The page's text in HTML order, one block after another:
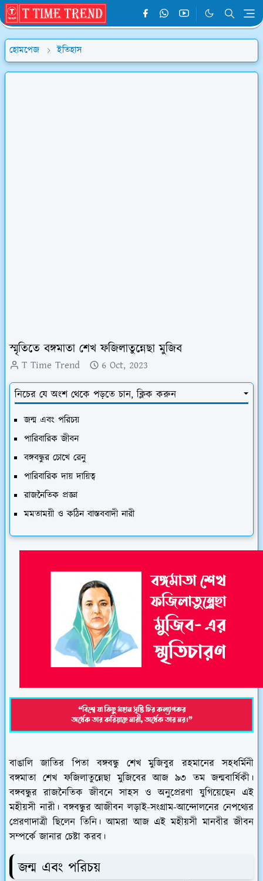
হোমপেজ ইতিহাস
স্মৃতিতে বঙ্গমাতা শেখ ফজিলাতুন্নেছা মুজিব
T Time Trend 6 Oct, 2023
নিচের যে অংশ থেকে পড়তে চান, ক্লিক করুন
জন্ম এবং পরিচয়
পারিবারিক জীবন
বঙ্গবন্ধুর চোখে রেনু
পারিবারিক দায় দায়িত্ব
রাজনৈতিক প্রজ্ঞা
মমতাময়ী ও কঠিন বাস্তববাদী নারী
বাঙালি জাতির পিতা বঙ্গবন্ধু শেখ মুজিবুর রহমানের সহধর্মিনী
বঙ্গমাতা শেখ ফজিলাতুন্নেছা মুজিবের আজ ৯৩ তম জন্মবার্ষিকী।
বঙ্গবন্ধুর রাজনৈতিক জীবনে সাহস ও অনুপ্রেরণা যুগিয়েছেন এই
মহীয়সী নারী। বঙ্গবন্ধুর আজীবন লড়াই-সংগ্রাম-আন্দোলনের নেপথ্যের
প্রেরণাদাত্রী ছিলেন তিনি। আমরা আজ এই মহীয়সী মানবীর জীবন
সম্পর্কে জানার চেষ্টা করব।
জন্ম এবং পরিচয়